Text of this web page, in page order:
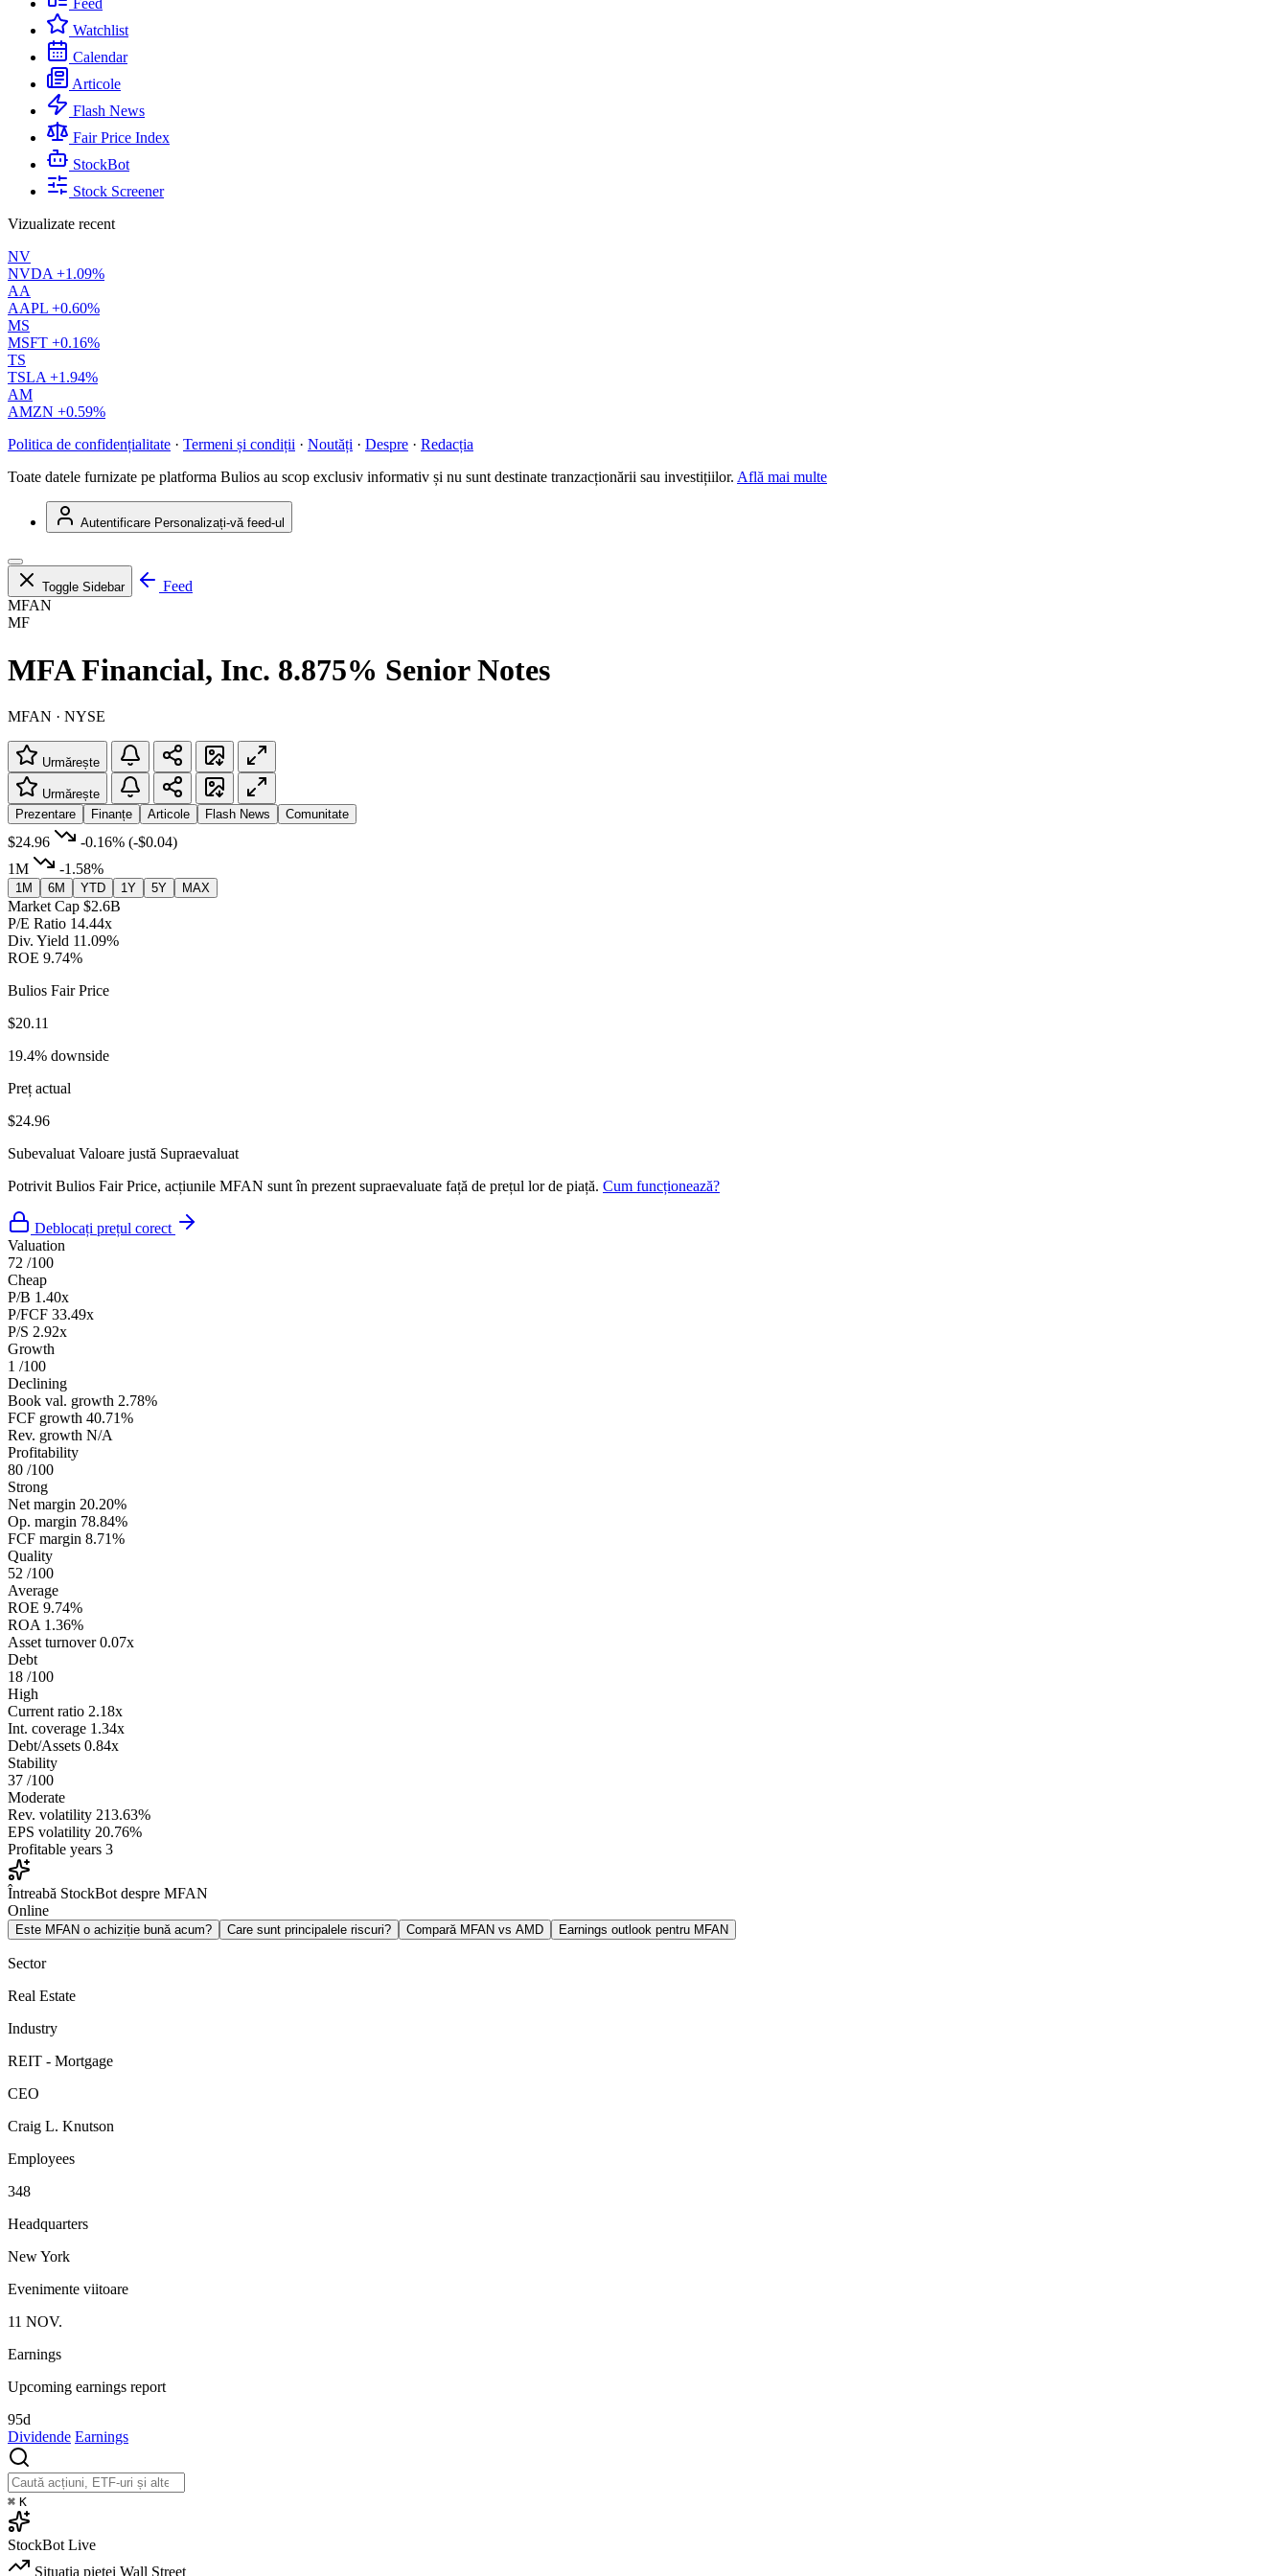
Feed
Watchlist
Calendar
Articole
Flash News
Fair Price Index
StockBot
Stock Screener
Vizualizate recent
NV
NVDA +1.09%
AA
AAPL +0.60%
MS
MSFT +0.16%
TS
TSLA +1.94%
AM
AMZN +0.59%
Politica de confidențialitate · Termeni și condiții · Noutăți · Despre · Redacția
Toate datele furnizate pe platforma Bulios au scop exclusiv informativ și nu sunt destinate tranzacționării sau investițiilor. Află mai multe
Autentificare Personalizați-vă feed-ul
Toggle Sidebar
Feed
MFAN
MF
MFA Financial, Inc. 8.875% Senior Notes
MFAN · NYSE
Urmărește
Urmărește
Prezentare
Finanțe Articole Flash News Comunitate
$24.96 -0.16% (-$0.04)
1M
-1.58%
1M 6M YTD 1Y 5Y MAX
Market Cap $2.6B
P/E Ratio 14.44x
Div. Yield 11.09%
ROE 9.74%
Bulios Fair Price
$20.11
19.4% downside
Preț actual
$24.96
Subevaluat Valoare justă Supraevaluat
Potrivit Bulios Fair Price, acțiunile MFAN sunt în prezent supraevaluate față de prețul lor de piață. Cum funcționează?
Deblocați prețul corect
Valuation
72 /100
Cheap
P/B 1.40x
P/FCF 33.49x
P/S 2.92x
Growth
1 /100
Declining
Book val. growth 2.78%
FCF growth 40.71%
Rev. growth N/A
Profitability
80 /100
Strong
Net margin 20.20%
Op. margin 78.84%
FCF margin 8.71%
Quality
52 /100
Average
ROE 9.74%
ROA 1.36%
Asset turnover 0.07x
Debt
18 /100
High
Current ratio 2.18x
Int. coverage 1.34x
Debt/Assets 0.84x
Stability
37 /100
Moderate
Rev. volatility 213.63%
EPS volatility 20.76%
Profitable years 3
Întreabă StockBot despre MFAN
Online
Este MFAN o achiziție bună acum? Care sunt principalele riscuri? Compară MFAN vs AMD Earnings outlook pentru MFAN
Sector
Real Estate
Industry
REIT - Mortgage
CEO
Craig L. Knutson
Employees
348
Headquarters
New York
Evenimente viitoare
11 NOV.
Earnings
Upcoming earnings report
95d
Dividende Earnings
⌘ K
StockBot Live
Situația pieței Wall Street